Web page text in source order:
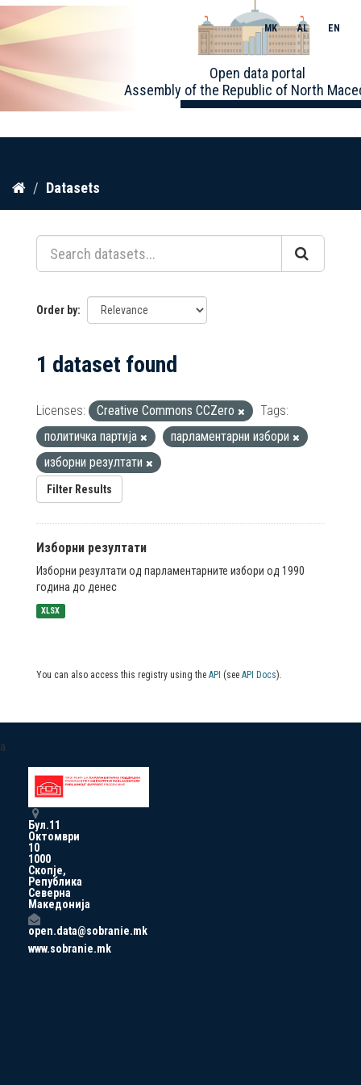
Skip
content
Open data portal
Assembly of the Republic of North
MK AL EN
Datasets
Order by
1 dataset found
Licenses: Creative Commons CCZero
Tags:
политичка партија
парламентарни избори
изборни резултати
Filter Results
Изборни резултати
Изборни резултати од парламентарните избори од 1990
година до денес
XLSX
You can also access this registry using the API (see API Docs).
a
Бул.11
Октомври
10
1000
Скопје,
Република
Северна
Македонија
open.data@sobranie.mk
www.sobranie.mk